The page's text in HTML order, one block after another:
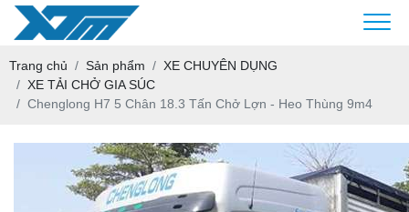
Trang chủ Sản phẩm
XE CHUYÊN DỤNG
XE TẢI CHỞ GIA SÚC
Chenglong H7 5 Chân 18.3 Tấn Chở Lợn - Heo Thùng 9m4